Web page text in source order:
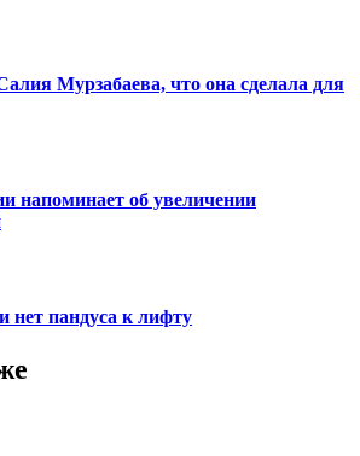
Мурзабаева, что она сделала для
напоминает об увеличении
нет пандуса к лифту